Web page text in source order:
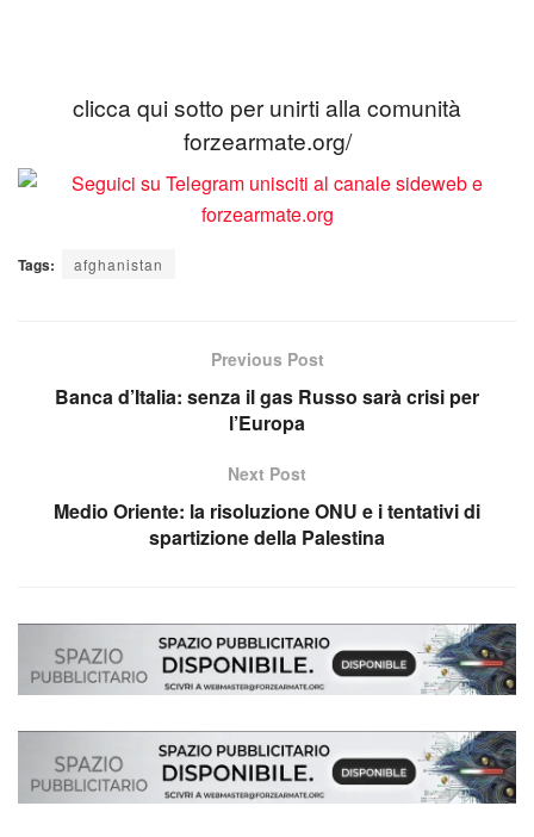
clicca qui sotto per unirti alla comunità
forzearmate.org/
Tags: afghanistan
Previous Post
Banca d’Italia: senza il gas Russo sarà crisi per
l’Europa
Next Post
Medio Oriente: la risoluzione ONU e i tentativi di
spartizione della Palestina